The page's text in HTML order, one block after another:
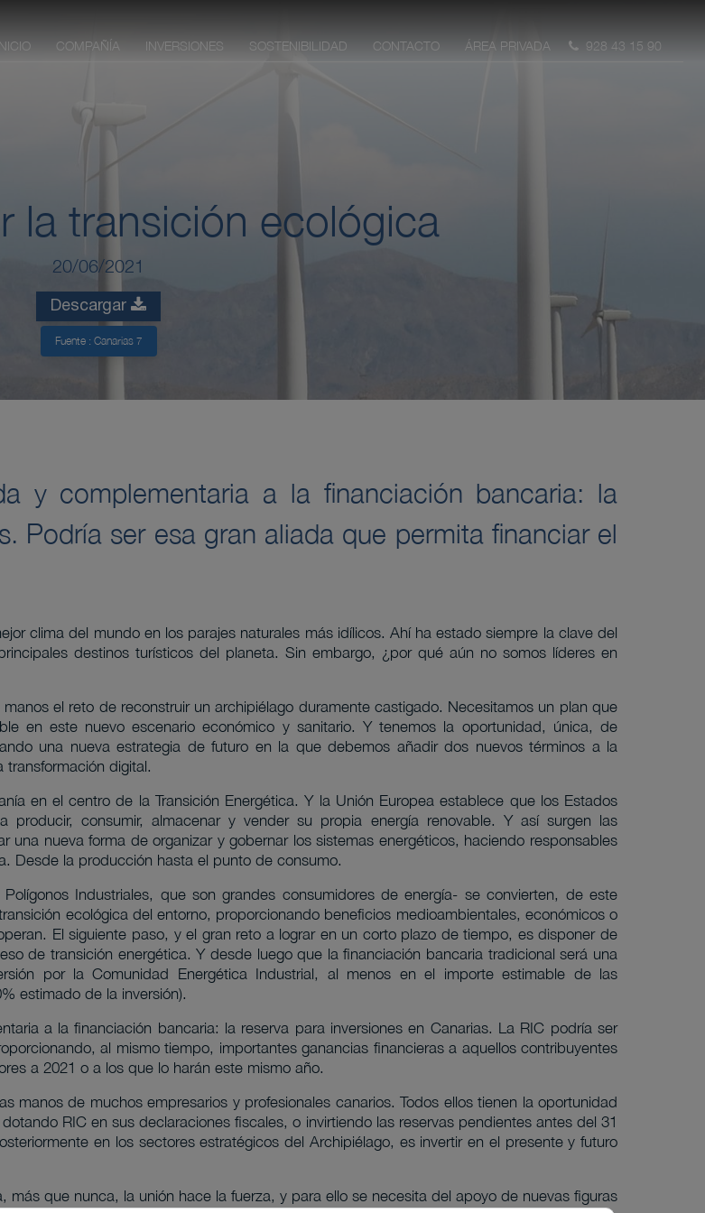
COMPAÑÍA INVERSIONES SOSTENIBILIDAD CONTACTO ÁREA PRIVADA 928 43 15 90
la transición ecológica
20/06/2021
Descargar
Fuente : Canarias 7
y complementaria a la financiación bancaria: la
Podría ser esa gran aliada que permita financiar el
clima del mundo en los parajes naturales más idílicos. Ahí ha estado siempre la clave del
destinos turísticos del planeta. Sin embargo, ¿por qué aún no somos líderes en
el reto de reconstruir un archipiélago duramente castigado. Necesitamos un plan que
en este nuevo escenario económico y sanitario. Y tenemos la oportunidad, única, de
una nueva estrategia de futuro en la que debemos añadir dos nuevos términos a la
digital.
en el centro de la Transición Energética. Y la Unión Europea establece que los Estados
consumir, almacenar y vender su propia energía renovable. Y así surgen las
nueva forma de organizar y gobernar los sistemas energéticos, haciendo responsables
Desde la producción hasta el punto de consumo.
Industriales, que son grandes consumidores de energía- se convierten, de este
ecológica del entorno, proporcionando beneficios medioambientales, económicos o
El siguiente paso, y el gran reto a lograr en un corto plazo de tiempo, es disponer de
de transición energética. Y desde luego que la financiación bancaria tradicional será una
por la Comunidad Energética Industrial, al menos en el importe estimable de las
estimado de la inversión).
a la financiación bancaria: la reserva para inversiones en Canarias. La RIC podría ser
al mismo tiempo, importantes ganancias financieras a aquellos contribuyentes
a 2021 o a los que lo harán este mismo año.
manos de muchos empresarios y profesionales canarios. Todos ellos tienen la oportunidad
RIC en sus declaraciones fiscales, o invirtiendo las reservas pendientes antes del 31
en los sectores estratégicos del Archipiélago, es invertir en el presente y futuro
que nunca, la unión hace la fuerza, y para ello se necesita del apoyo de nuevas figuras